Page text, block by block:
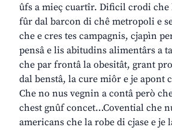
ûfs a mieç cuartîr. Dificil crodi che
fûr dal barcon di chê metropoli e
che e cres tes campagnis, cjapìn
pensâ e lis abitudins alimentârs a
che par frontâ la obesitât, grant
dal benstâ, la cure miôr e je apont
Che no nus vegnin a contâ però
chest gnûf concet…Covential che
americans che la robe di cjase e je